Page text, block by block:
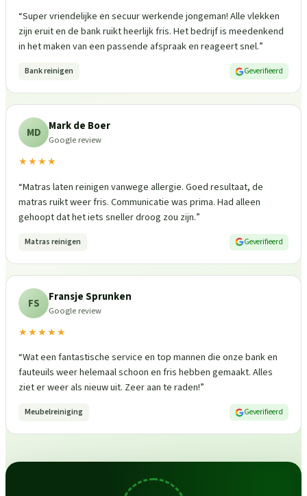
“Super vriendelijke en secuur werkende jongeman! Alle vlekken
zijn eruit en de bank ruikt heerlijk fris. Het bedrijf is meedenkend
in het maken van een passende afspraak en reageert snel.”
Bank reinigen Geverifieerd
MD Mark de Boer
Google review
★★★★
“Matras laten reinigen vanwege allergie. Goed resultaat, de
matras ruikt weer fris. Communicatie was prima. Had alleen
gehoopt dat het iets sneller droog zou zijn.”
Matras reinigen Geverifieerd
FS Fransje Sprunken
Google review
★★★★★
“Wat een fantastische service en top mannen die onze bank en
fauteuils weer helemaal schoon en fris hebben gemaakt. Alles
ziet er weer als nieuw uit. Zeer aan te raden!”
Meubelreiniging Geverifieerd